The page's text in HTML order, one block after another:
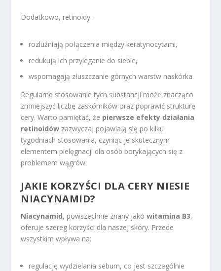
Dodatkowo, retinoidy:
rozluźniają połączenia między keratynocytami,
redukują ich przyleganie do siebie,
wspomagają złuszczanie górnych warstw naskórka.
Regularne stosowanie tych substancji może znacząco
zmniejszyć liczbę zaskórników oraz poprawić strukturę
cery. Warto pamiętać, że pierwsze efekty działania
retinoidów zazwyczaj pojawiają się po kilku
tygodniach stosowania, czyniąc je skutecznym
elementem pielęgnacji dla osób borykających się z
problemem wągrów.
JAKIE KORZYŚCI DLA CERY NIESIE
NIACYNAMID?
Niacynamid, powszechnie znany jakowitamina B3,
oferuje szereg korzyści dla naszej skóry. Przede
wszystkim wpływa na:
regulację wydzielania sebum, co jest szczególnie